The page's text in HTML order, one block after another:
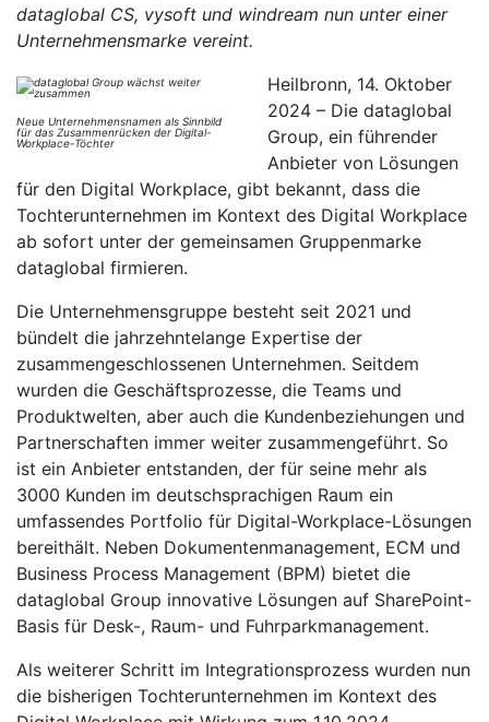
dataglobal CS, vysoft und windream nun unter einer
Unternehmensmarke vereint.
Neue Unternehmensnamen als Sinnbild
für das Zusammenrücken der Digital-
Workplace-Töchter
Heilbronn, 14. Oktober
2024 – Die dataglobal
Group, ein führender
Anbieter von Lösungen
für den Digital Workplace, gibt bekannt, dass die
Tochterunternehmen im Kontext des Digital Workplace
ab sofort unter der gemeinsamen Gruppenmarke
dataglobal firmieren.
Die Unternehmensgruppe besteht seit 2021 und
bündelt die jahrzehntelange Expertise der
zusammengeschlossenen Unternehmen. Seitdem
wurden die Geschäftsprozesse, die Teams und
Produktwelten, aber auch die Kundenbeziehungen und
Partnerschaften immer weiter zusammengeführt. So
ist ein Anbieter entstanden, der für seine mehr als
3000 Kunden im deutschsprachigen Raum ein
umfassendes Portfolio für Digital-Workplace-Lösungen
bereithält. Neben Dokumentenmanagement, ECM und
Business Process Management (BPM) bietet die
dataglobal Group innovative Lösungen auf SharePoint-
Basis für Desk-, Raum- und Fuhrparkmanagement.
Als weiterer Schritt im Integrationsprozess wurden nun
die bisherigen Tochterunternehmen im Kontext des